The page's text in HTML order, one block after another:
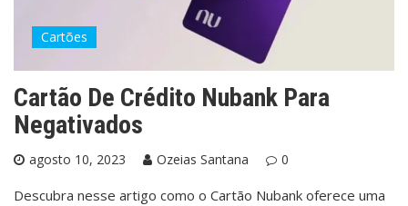
Cartões
Cartão De Crédito Nubank Para
Negativados
agosto 10, 2023 Ozeias Santana 0
Descubra nesse artigo como o Cartão Nubank oferece uma